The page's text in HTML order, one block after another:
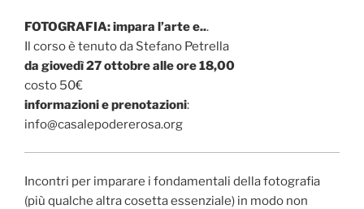
FOTOGRAFIA: impara l’arte e...
Il corso è tenuto da Stefano Petrella
da giovedì 27 ottobre alle ore 18,00
costo 50€
informazioni e prenotazioni:
info@casalepodererosa.org
Incontri per imparare i fondamentali della fotografia
(più qualche altra cosetta essenziale) in modo non